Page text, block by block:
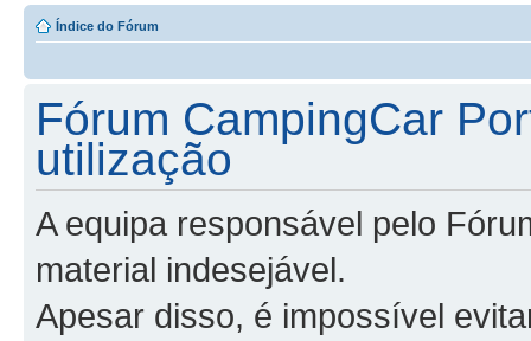
Índice do Fórum
Fórum CampingCar
utilização
A equipa responsável pelo
material indesejável.
Apesar disso, é impossível